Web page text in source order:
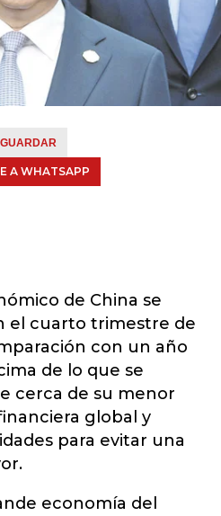
GUARDAR
A WHATSAPP
de China se
el cuarto trimestre de
con un año
de lo que se
cerca de su menor
global y
para evitar una
economía del